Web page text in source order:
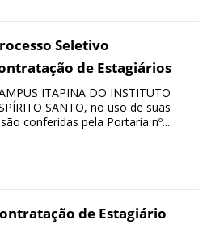
Seletivo
de Estagiários
ITAPINA DO INSTITUTO
SANTO, no uso de suas
conferidas pela Portaria nº....
de Estagiário